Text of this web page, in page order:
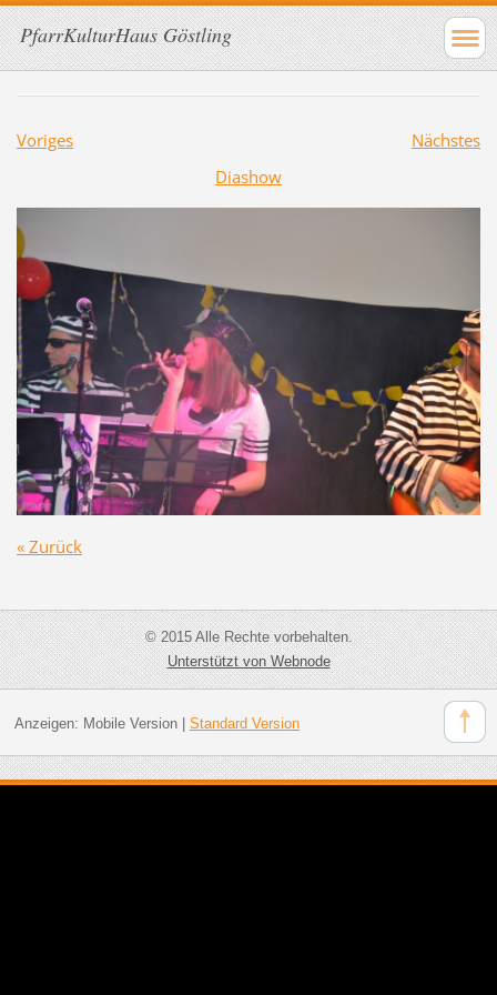
PfarrKulturHaus Göstling
Voriges
Nächstes
Diashow
« Zurück
© 2015 Alle Rechte vorbehalten.
Unterstützt von Webnode
Anzeigen: Mobile Version| Standard Version